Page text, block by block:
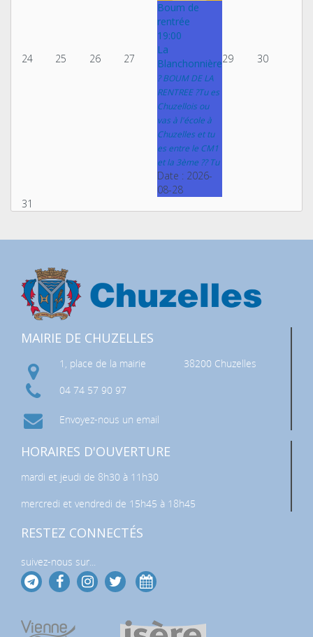
24 25 26 27
Boum de
rentrée
19:00
La
Blanchonnière
? BOUM DE LA
RENTREE ?Tu es
Chuzellois ou
vas à l'école à
Chuzelles et tu
es entre le CM1
et la 3ème ?? Tu
Date : 2026-
08-28
29 30
31
MAIRIE DE CHUZELLES
1, place de la mairie
38200 Chuzelles
04 74 57 90 97
Envoyez-nous un email
HORAIRES D'OUVERTURE
mardi et jeudi de 8h30 à 11h30
mercredi et vendredi de 15h45 à 18h45
RESTEZ CONNECTÉS
suivez-nous sur...